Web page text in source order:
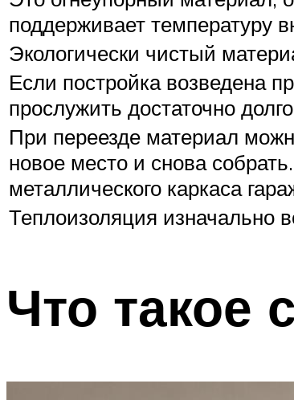
поддерживает температуру
Экологически чистый
Если постройка возведена
прослужить достаточно
При переезде материал
новое место и снова
металлического каркаса
Теплоизоляция изначально
Что такое